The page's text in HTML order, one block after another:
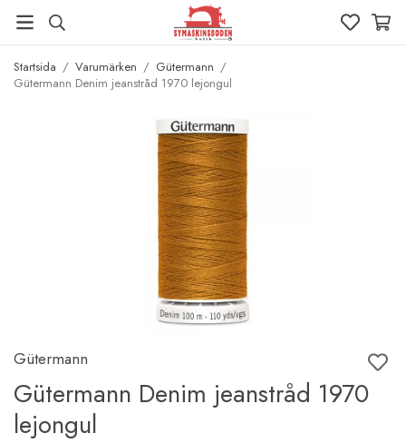
Startsida / Varumärken / Gütermann /
Gütermann Denim jeanstråd 1970 lejongul
Gütermann
Gütermann Denim jeanstråd 1970
lejongul